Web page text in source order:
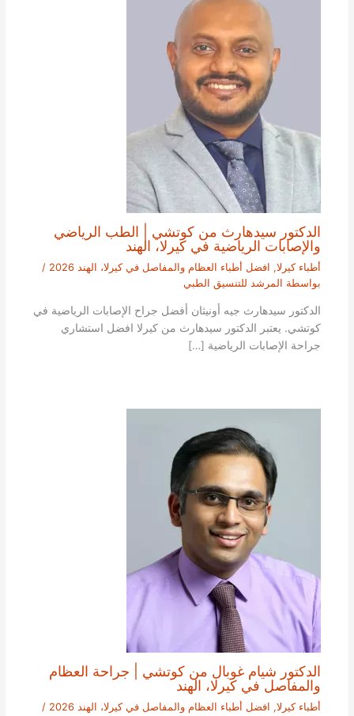
الدكتور سيدهارث من كوتشي | الطب الرياضي
والإصابات الرياضية في كيرلا، الهند
أطباء كيرلا, افضل أطباء العظام والمفاصل في كيرلا، الهند 2026
/
بواسطة المرشد للتنسيق الطبي
الدكتور سيدهارث جيه أونيثان أفضل جراح الإصابات الرياضية في
كوتشي. يعتبر الدكتور سيدهارث من كيرلا افضل استشاري
جراحة الإصابات الرياضية […]
الدكتور شيام غوبال من كوتشي | جراحة العظام
والمفاصل في كيرلا، الهند
أطباء كيرلا, افضل أطباء العظام والمفاصل في كيرلا، الهند 2026
/